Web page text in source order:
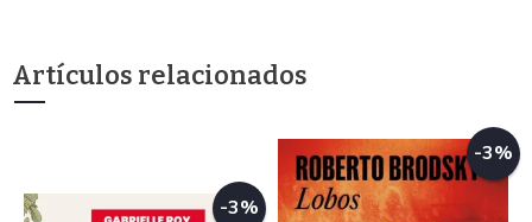
Artículos relacionados
-3%
-3%